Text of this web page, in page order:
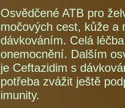
Osvědčené ATB pro
močových cest, kůže a
dávkováním. Celá
onemocnění. Dalším
je Ceftazidim s
potřeba zvážit ještě
imunity.